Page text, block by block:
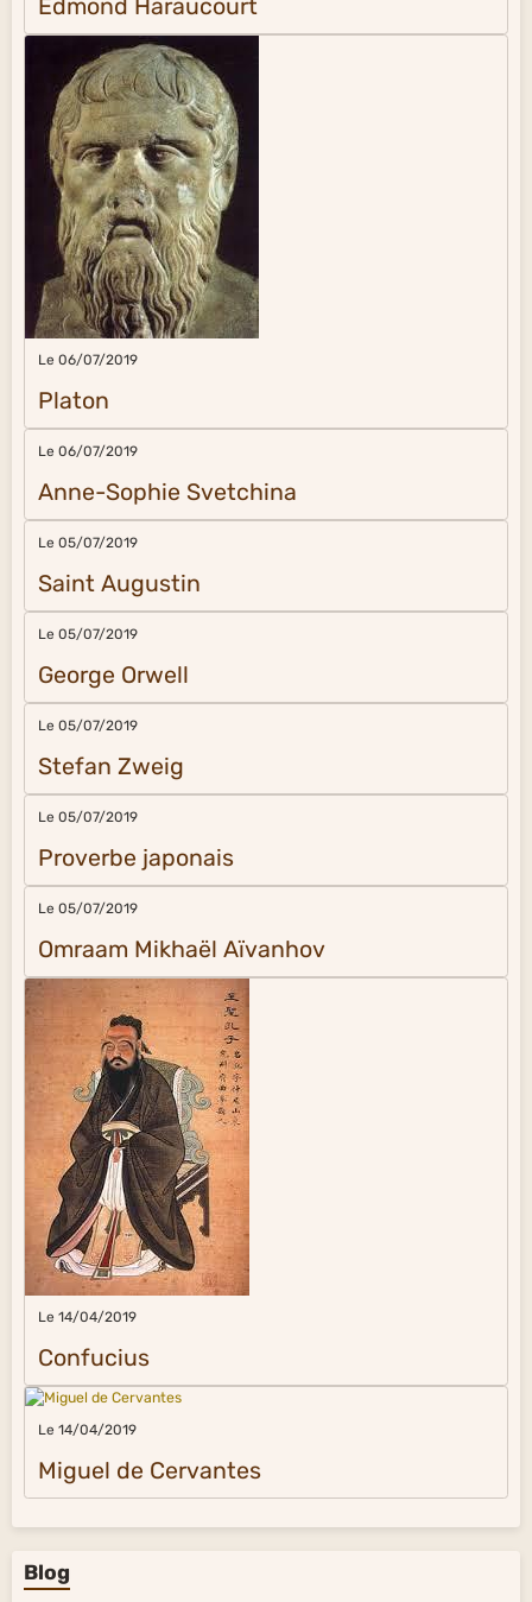
Edmond Haraucourt
Le 06/07/2019
Platon
Le 06/07/2019
Anne-Sophie Svetchina
Le 05/07/2019
Saint Augustin
Le 05/07/2019
George Orwell
Le 05/07/2019
Stefan Zweig
Le 05/07/2019
Proverbe japonais
Le 05/07/2019
Omraam Mikhaël Aïvanhov
Le 14/04/2019
Confucius
Le 14/04/2019
Miguel de Cervantes
Blog